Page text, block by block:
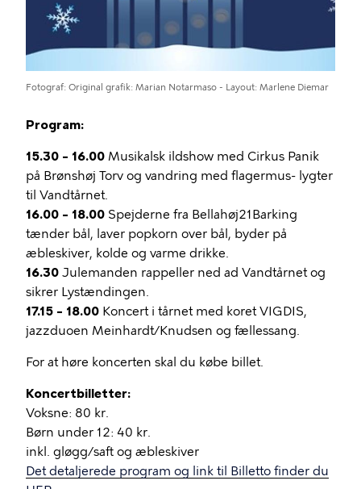
Fotograf Original grafik: Marian Notarmaso - Layout: Marlene Diemar
Program:
15.30 – 16.00 Musikalsk ildshow med Cirkus Panik
på Brønshøj Torv og vandring med flagermus- lygter
til Vandtårnet.
16.00 – 18.00 Spejderne fra Bellahøj21Barking
tænder bål, laver popkorn over bål, byder på
æbleskiver, kolde og varme drikke.
16.30 Julemanden rappeller ned ad Vandtårnet og
sikrer Lystændingen.
17.15 – 18.00 Koncert i tårnet med koret VIGDIS,
jazzduoen Meinhardt/Knudsen og fællessang.
For at høre koncerten skal du købe billet.
Koncertbilletter:
Voksne: 80 kr.
Børn under 12: 40 kr.
inkl. gløgg/saft og æbleskiver
Det detaljerede program og link til Billetto finder du